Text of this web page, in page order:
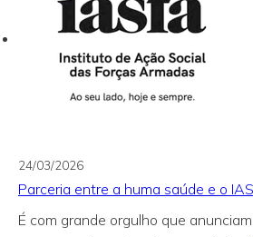
24/03/2026
Parceria entre a huma saúde e o
É com grande orgulho que